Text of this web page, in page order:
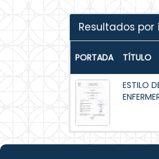
Resultados por
PORTADA TÍTULO
ESTILO